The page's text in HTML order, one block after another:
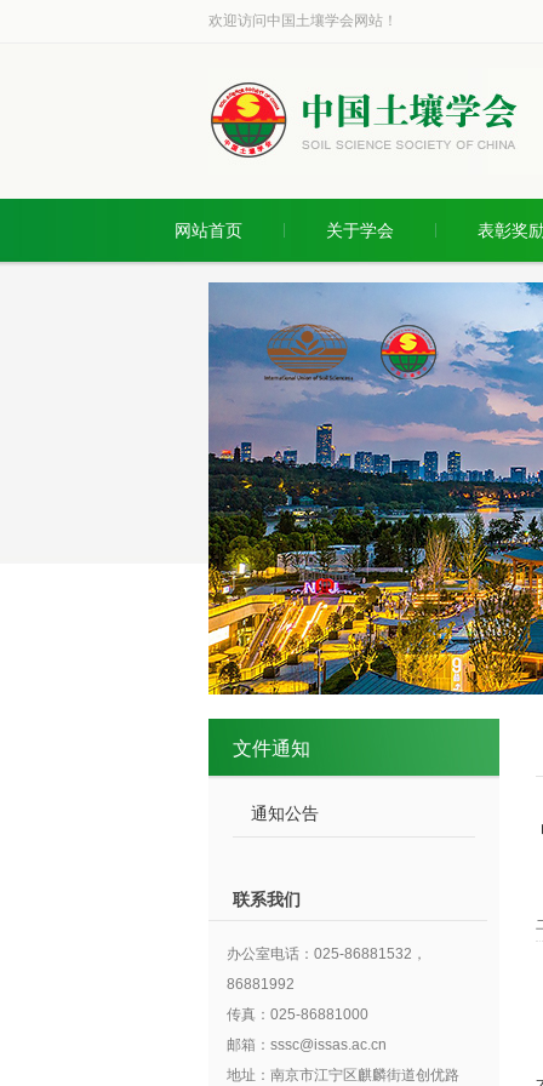
欢迎访问中国土壤学会网站！
网站首页 关于学会 表彰奖
文件通知
通知公告
联系我们
办公室电话：025-86881532，
86881992
传真：025-86881000
邮箱：sssc@issas.ac.cn
地址：南京市江宁区麒麟街道创优路